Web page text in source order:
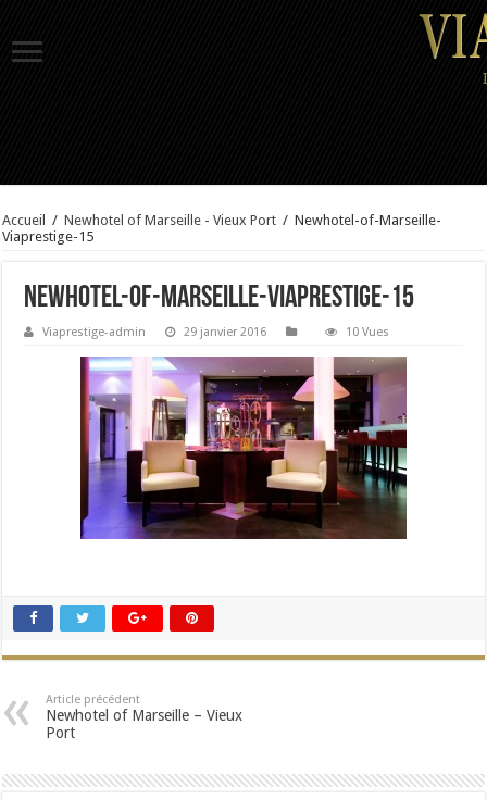
Accueil / Newhotel of Marseille - Vieux Port / Newhotel-of-Marseille-
Viaprestige-15
Newhotel-of-Marseille-Viaprestige-15
Viaprestige-admin 29 janvier 2016 10 Vues
Article précédent
Newhotel of Marseille – Vieux
Port